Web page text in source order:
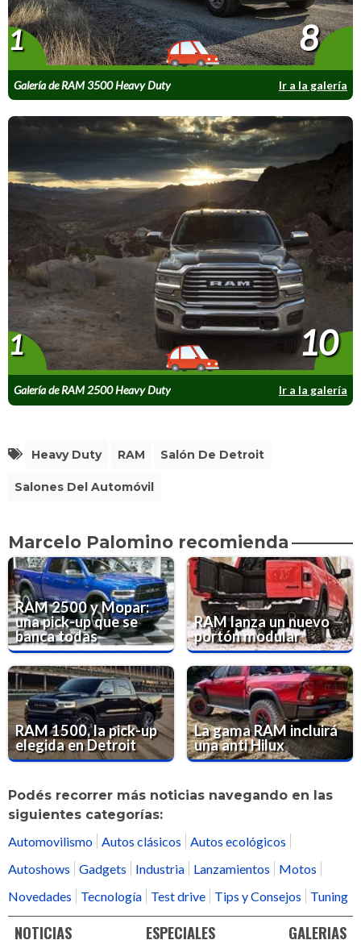
Galería de RAM 3500 Heavy Duty Ir a la galería
1 8
Galería de RAM 2500 Heavy Duty Ir a la galería
1 10
Heavy Duty RAM Salón De Detroit
Salones Del Automóvil
Marcelo Palomino recomienda
RAM 2500 y Mopar:
una pick-up que se
banca todas
RAM lanza un nuevo
portón modular
RAM 1500, la pick-up
elegida en Detroit
La gama RAM incluirá
una anti Hilux
Podés recorrer más noticias navegando en las
siguientes categorías:
Automovilismo Autos clásicos
Autos ecológicos
Autoshows
Gadgets Industria Lanzamientos
Motos
Novedades
Tecnología Test drive Tips y Consejos Tuning
NOTICIAS ESPECIALES GALERIAS